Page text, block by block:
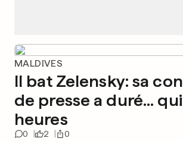
MALDIVES
Il bat Zelensky: sa
de presse a duré...
heures
0 2 0